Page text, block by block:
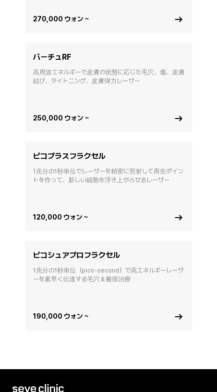
270,000 ウォン ~
バーチュRF
高周波エネルギーで皮膚の状態に応じた毛穴、傷、皮膚
結び、タイトニング、皮膚弾力レーザー
250,000 ウォン ~
ピコプラスフラクセル
1兆分の1秒単位でレーザーを精密に照射して再生ポイン
トを作って、新しい細胞を浮き上がらせるレーザー
120,000 ウォン ~
ピコシュアプロフラクセル
1兆分の1秒単位（pico-second）で高エネルギーレーザ
ーを素早く伝達する毛穴＆瘢痕治療
190,000 ウォン ~